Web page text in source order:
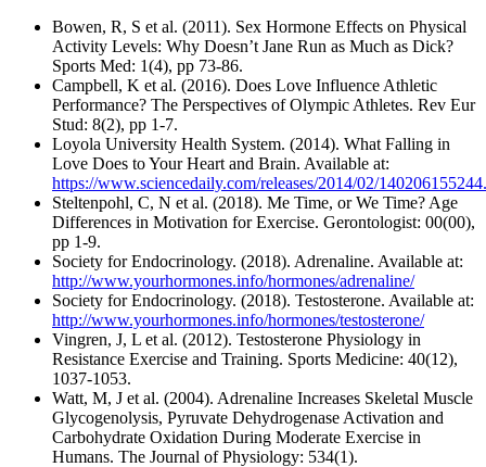
Bowen, R, S et al. (2011). Sex Hormone Effects on Physical
Activity Levels: Why Doesn’t Jane Run as Much as Dick?
Sports Med: 1(4), pp 73-86.
Campbell, K et al. (2016). Does Love Influence Athletic
Performance? The Perspectives of Olympic Athletes. Rev Eur
Stud: 8(2), pp 1-7.
Loyola University Health System. (2014). What Falling in
Love Does to Your Heart and Brain. Available at:
https://www.sciencedaily.com/releases/2014/02/
Steltenpohl, C, N et al. (2018). Me Time, or We Time? Age
Differences in Motivation for Exercise. Gerontologist: 00(00),
pp 1-9.
Society for Endocrinology. (2018). Adrenaline. Available at:
http://www.yourhormones.info/hormones/adrenaline/
Society for Endocrinology. (2018). Testosterone. Available at:
http://www.yourhormones.info/hormones/testosterone/
Vingren, J, L et al. (2012). Testosterone Physiology in
Resistance Exercise and Training. Sports Medicine: 40(12),
1037-1053.
Watt, M, J et al. (2004). Adrenaline Increases Skeletal Muscle
Glycogenolysis, Pyruvate Dehydrogenase Activation and
Carbohydrate Oxidation During Moderate Exercise in
Humans. The Journal of Physiology: 534(1).